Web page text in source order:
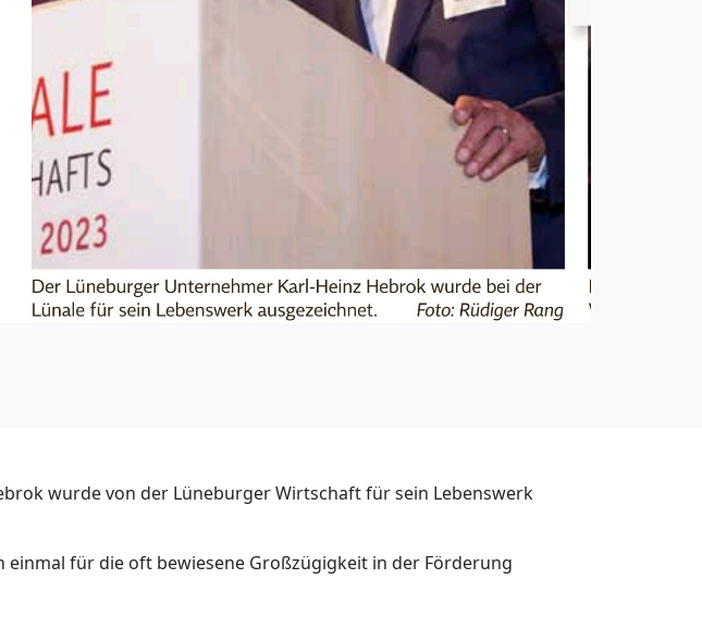
wurde von der Lüneburger Wirtschaft für sein Lebenswerk
für die oft bewiesene Großzügigkeit in der Förderung